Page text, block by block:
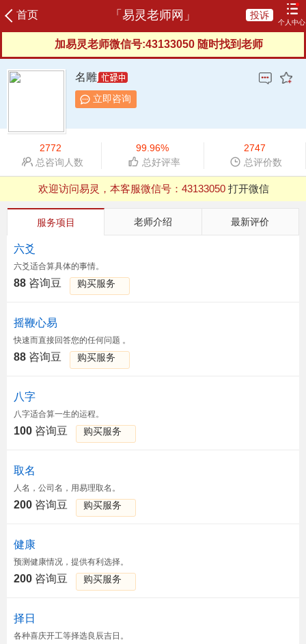
首页 「易灵老师网」
个人中心
投诉
登录
咨询记录 我的订单
我的评价
服务协议
申请成为老师
加易灵老师微信号:43133050 随时找到老师
名雕
立即咨询
2772
总咨询人数
99.96%
总好评率
2747
总评价数
欢迎访问易灵，本客服微信号： 43133050 打开微信
QQ浏览器支付有异常，建议用微信、UC等其他浏览器
服务项目 老师介绍 最新评价
六爻
六爻适合算具体的事情。
88 咨询豆 购买服务
摇鞭心易
快速而直接回答您的任何问题 。
88 咨询豆 购买服务
八字
八字适合算一生的运程。
100 咨询豆 购买服务
取名
人名，公司名，用易理取名。
200 咨询豆 购买服务
健康
预测健康情况，提供有利选择。
200 咨询豆 购买服务
择日
各种喜庆开工等择选良辰吉日。